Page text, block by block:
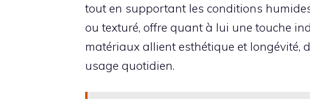
tout en supportant les conditions
ou texturé, offre quant à lui une touche
matériaux allient esthétique et longévité,
usage quotidien.